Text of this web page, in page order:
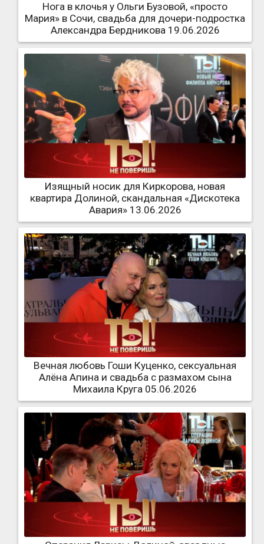
Нога в клочья у Ольги Бузовой, «просто
Мария» в Сочи, свадьба для дочери-подростка
Александра Бердникова 19.06.2026
Изящный носик для Киркорова, новая
квартира Долиной, скандальная «Дискотека
Авария» 13.06.2026
Вечная любовь Гоши Куценко, сексуальная
Алёна Апина и свадьба с размахом сына
Михаила Круга 05.06.2026